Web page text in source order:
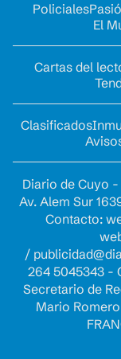
Policiales
El
Cartas del
Clasificados
Diario de Cuyo
Av. Alem Sur
Contacto:
/
264 5045343 -
Secretario de
Mario